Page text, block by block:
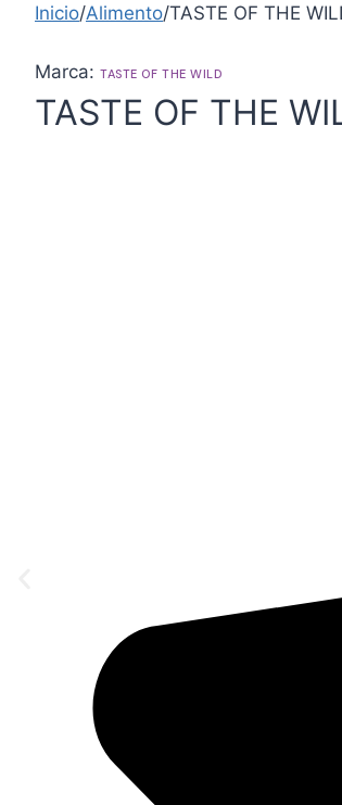
Inicio/Alimento/TASTE OF THE
Marca: TASTE OF THE WILD
TASTE OF THE